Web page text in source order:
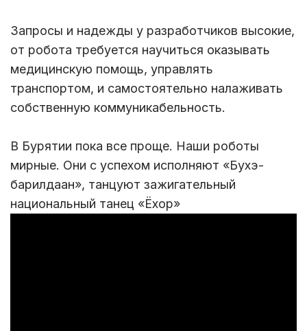
Запросы и надежды у разработчиков высокие,
от робота требуется научиться оказывать
медицинскую помощь, управлять
транспортом, и самостоятельно налаживать
собственную коммуникабельность.
В Бурятии пока все проще. Наши роботы
мирные. Они с успехом исполняют «Бухэ-
барилдаан», танцуют зажигательный
национальный танец «Ёхор»